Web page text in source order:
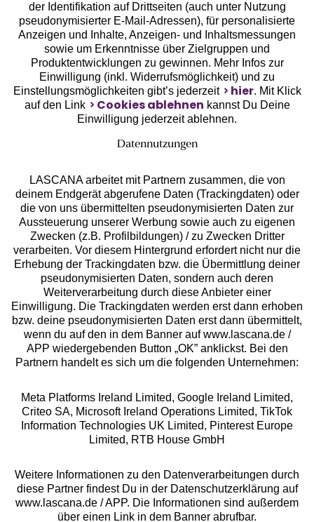
Unsere Apps
Services
Beratung
Über uns
Rechtliches
Alle Preise inkl. MwSt., zzgl.
Versandkosten
** Bonität vorausgesetzt, berechtigt zur Bonitätsprüfung
der Identifikation auf Drittseiten (auch unter Nutzung
pseudonymisierter E-Mail-Adressen), für personalisierte
Anzeigen und Inhalte, Anzeigen- und Inhaltsmessungen
sowie um Erkenntnisse über Zielgruppen und
Produktentwicklungen zu gewinnen. Mehr Infos zur
Einwilligung (inkl. Widerrufsmöglichkeit) und zu
Einstellungsmöglichkeiten gibt’s jederzeit
hier. Mit Klick
auf den Link
Cookies ablehnen kannst Du Deine
Einwilligung jederzeit ablehnen.
Datennutzungen
LASCANA arbeitet mit Partnern zusammen, die von
deinem Endgerät abgerufene Daten (Trackingdaten) oder
die von uns übermittelten pseudonymisierten Daten zur
Aussteuerung unserer Werbung sowie auch zu eigenen
Zwecken (z.B. Profilbildungen) / zu Zwecken Dritter
verarbeiten. Vor diesem Hintergrund erfordert nicht nur die
Erhebung der Trackingdaten bzw. die Übermittlung deiner
pseudonymisierten Daten, sondern auch deren
Weiterverarbeitung durch diese Anbieter einer
Einwilligung. Die Trackingdaten werden erst dann erhoben
bzw. deine pseudonymisierten Daten erst dann übermittelt,
wenn du auf den in dem Banner auf www.lascana.de /
APP wiedergebenden Button „OK” anklickst. Bei den
Partnern handelt es sich um die folgenden Unternehmen:
Meta Platforms Ireland Limited, Google Ireland Limited,
Criteo SA, Microsoft Ireland Operations Limited, TikTok
Information Technologies UK Limited, Pinterest Europe
Limited, RTB House GmbH
Weitere Informationen zu den Datenverarbeitungen durch
diese Partner findest Du in der Datenschutzerklärung auf
www.lascana.de / APP. Die Informationen sind außerdem
über einen Link in dem Banner abrufbar.